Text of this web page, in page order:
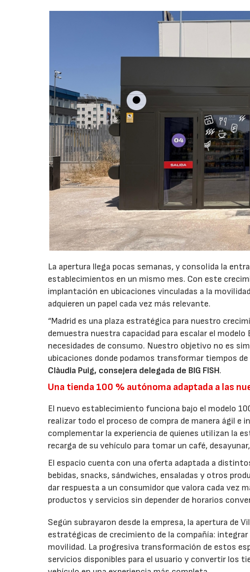
La apertura llega pocas semanas, y consolida la
establecimientos en un mismo mes. Con este
implantación en ubicaciones vinculadas a la
adquieren un papel cada vez más relevante.
“Madrid es una plaza estratégica para nuestro
demuestra nuestra capacidad para escalar el
necesidades de consumo. Nuestro objetivo no es
ubicaciones donde podamos transformar tiempos
Clàudia Puig, consejera delegada de BIG FISH.
Una tienda 100 % autónoma adaptada a las
El nuevo establecimiento funciona bajo el modelo
realizar todo el proceso de compra de manera ágil e
complementar la experiencia de quienes utilizan la
recarga de su vehículo para tomar un café,
El espacio cuenta con una oferta adaptada a
bebidas, snacks, sándwiches, ensaladas y otros
dar respuesta a un consumidor que valora cada vez
productos y servicios sin depender de horarios
Según subrayaron desde la empresa, la apertura de
estratégicas de crecimiento de la compañía:
movilidad. La progresiva transformación de estos
servicios disponibles para el usuario y convertir los